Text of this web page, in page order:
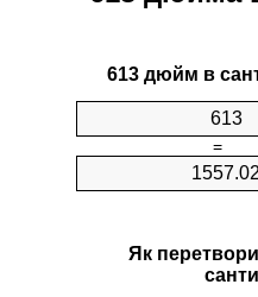
613 дюйм в
=
Як